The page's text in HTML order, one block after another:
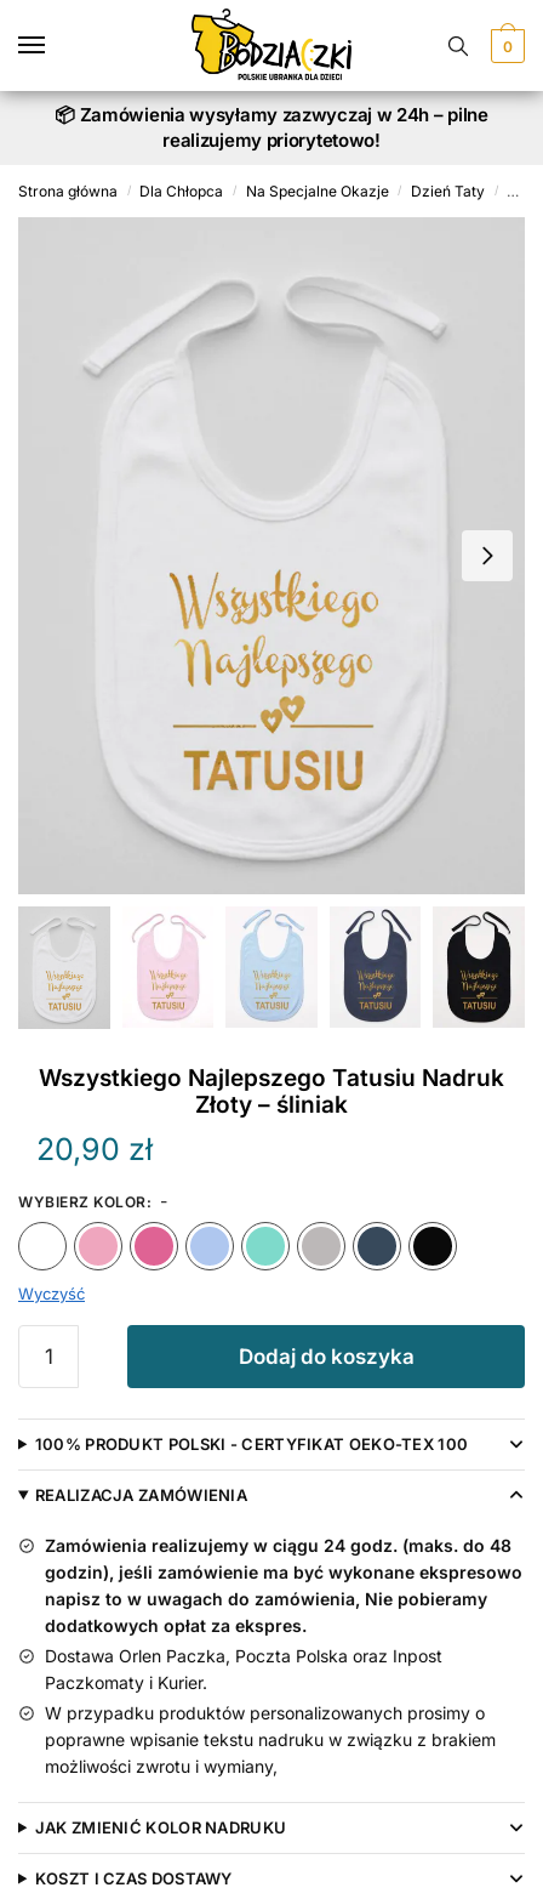
0
📦 Zamówienia wysyłamy zazwyczaj w 24h – pilne
realizujemy priorytetowo!
Strona główna / Dla Chłopca / Na Specjalne Okazje / Dzień Taty /
Wszystkiego Najlepszego Tatusiu Nadruk
Złoty – śliniak
20,90 zł
WYBIERZ KOLOR: -
Biały
Różowy Ciemny Różowy
Błękitny MiętowySzary
Wyczyść
Wszystkiego
Najlepszego
Tatusiu
Nadruk
śliniak
Dodaj do koszyka
100% PRODUKT POLSKI - CERTYFIKAT OEKO-TEX 100
REALIZACJA ZAMÓWIENIA
Zamówienia realizujemy w ciągu 24 godz. (maks. do 48
godzin), jeśli zamówienie ma być wykonane ekspresowo
napisz to w uwagach do zamówienia, Nie pobieramy
dodatkowych opłat za ekspres.
Dostawa Orlen Paczka, Poczta Polska oraz Inpost
Paczkomaty i Kurier.
W przypadku produktów personalizowanych prosimy o
poprawne wpisanie tekstu nadruku w związku z brakiem
możliwości zwrotu i wymiany,
JAK ZMIENIĆ KOLOR NADRUKU
KOSZT I CZAS DOSTAWY